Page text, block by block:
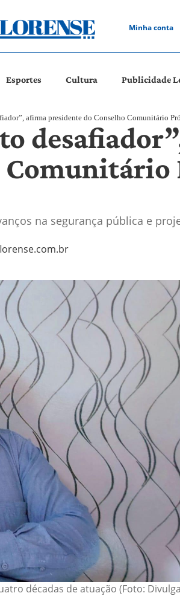
Minha conta
Esportes Cultura Publicidade
afirma presidente do Conselho Comunitário
na segurança pública e
décadas de atuação (Foto: